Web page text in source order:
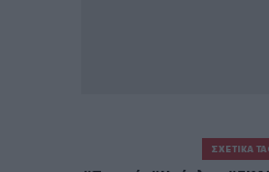
ΣΧΕΤΙΚΆ